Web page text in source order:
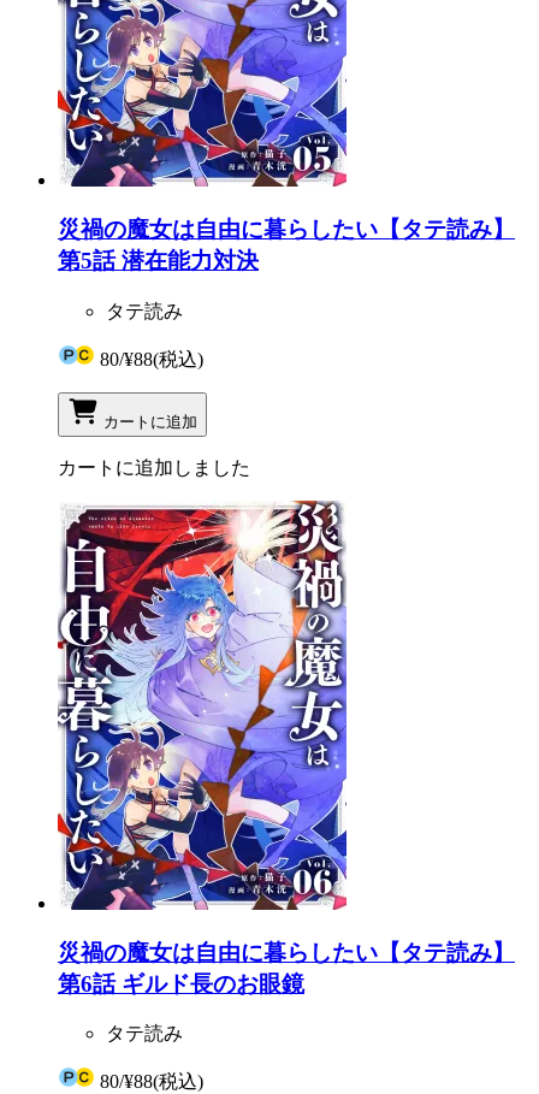
災禍の魔女は自由に暮らしたい【タテ読み】
第5話 潜在能力対決
タテ読み
80/¥88(税込)
カートに追加
カートに追加しました
災禍の魔女は自由に暮らしたい【タテ読み】
第6話 ギルド長のお眼鏡
タテ読み
80/¥88(税込)